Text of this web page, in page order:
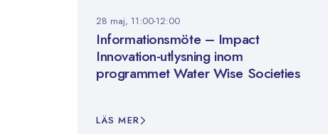
28 maj, 11:00-12:00
Informationsmöte – Impact
Innovation-utlysning inom
programmet Water Wise Societies
LÄS MER